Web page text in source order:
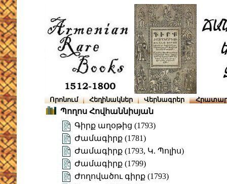
Որոնում Հեղինակներ Վերնագրեր
Պողոս Հովհաննիսյան
Գիրք աղօթից (1793)
Ժամագիրք (1781)
Ժամագիրք (1793, Կ. Պոլիս)
Ժամագիրք (1799)
Ժողովածու գիրք (1793)